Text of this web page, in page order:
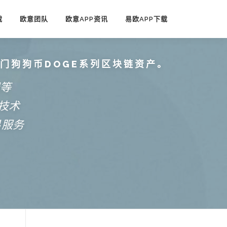
欧意团队 欧意APP资讯 易欧APP下载
狗狗币DOGE系列区块链资产。
术
务